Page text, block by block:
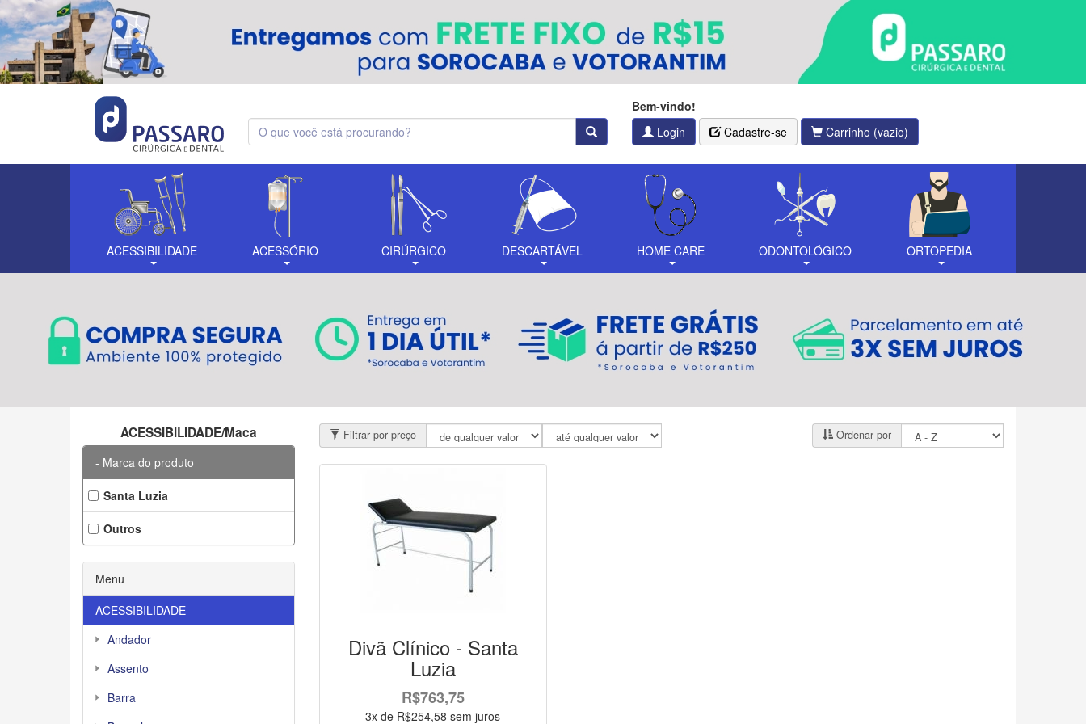
Bem-vindo!
Login
Cadastre-se Carrinho (vazio)
ACESSIBILIDADE ACESSÓRIO CIRÚRGICO DESCARTÁVEL HOME CARE ODONTOLÓGICO ORTOPEDIA
ACESSIBILIDADE/Maca
Marca do produto
Santa Luzia
Outros
Menu
ACESSIBILIDADE
Andador
Assento
Barra
Filtrar por preço Ordenar por
Divã Clínico - Santa
Luzia
R$763,75
3x de R$254,58 sem juros